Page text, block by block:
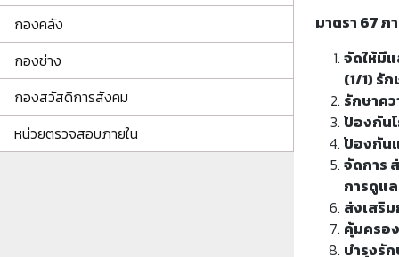
กองคลัง
กองช่าง
กองสวัสดิการสังคม
หน่วยตรวจสอบภายใน
มาตรา 67
จัดให้มี
(1/1) รั
รักษาค
ป้องกัน
ป้องกัน
จัดการ
การดูแ
ส่งเสริ
คุ้มครอ
บำรุงรั